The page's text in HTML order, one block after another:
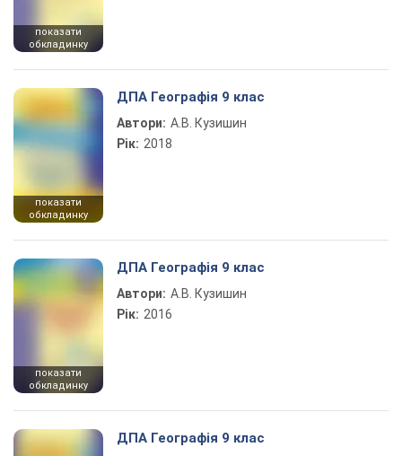
показати
обкладинку
показати
обкладинку
ДПА Географія 9 клас
Автори: А.В. Кузишин
Рік: 2018
показати
обкладинку
ДПА Географія 9 клас
Автори: А.В. Кузишин
Рік: 2016
ДПА Географія 9 клас